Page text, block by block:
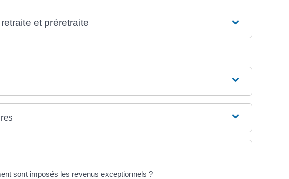
et préretraite
sont imposés les revenus exceptionnels ?